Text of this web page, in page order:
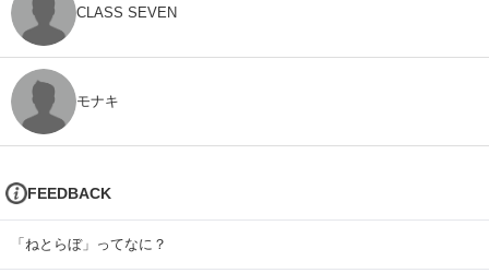
CLASS SEVEN
モナキ
FEEDBACK
「ねとらぼ」ってなに？